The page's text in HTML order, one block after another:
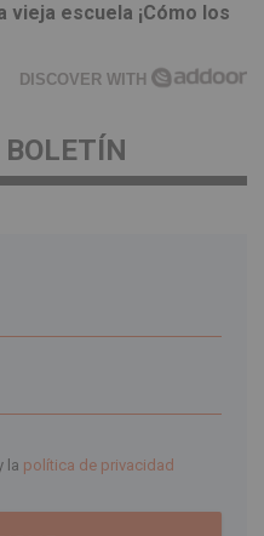
vieja escuela ¡Cómo los
DISCOVER WITH
la política de privacidad